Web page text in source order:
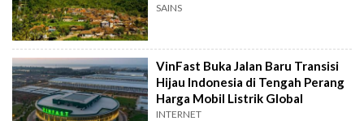
SAINS
VinFast Buka Jalan Baru Transisi
Hijau Indonesia di Tengah Perang
Harga Mobil Listrik Global
INTERNET